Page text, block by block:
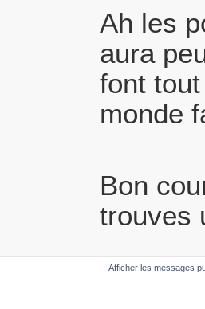
Ah les
aura
font
monde
Bon
trouves
Afficher les messages